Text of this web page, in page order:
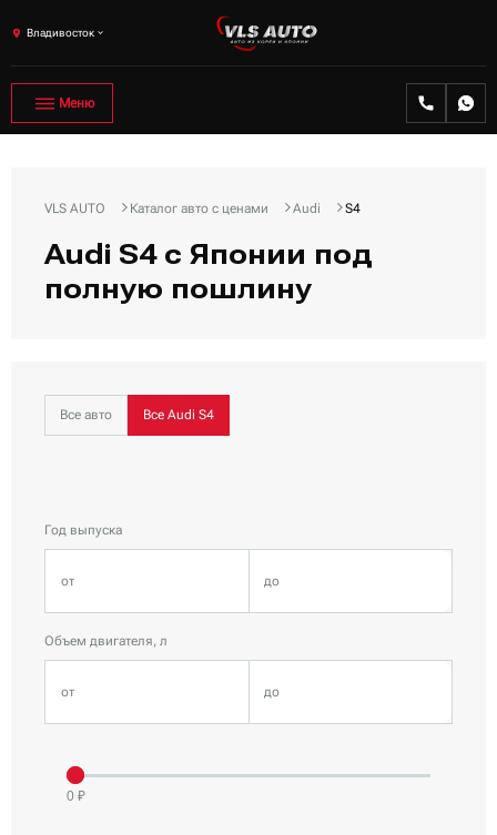
Владивосток
Меню
VLS AUTO Каталог авто с ценами Audi S4
Audi S4 с Японии под
полную пошлину
Все авто Все Audi S4
Год выпуска
Объем двигателя, л
0 ₽